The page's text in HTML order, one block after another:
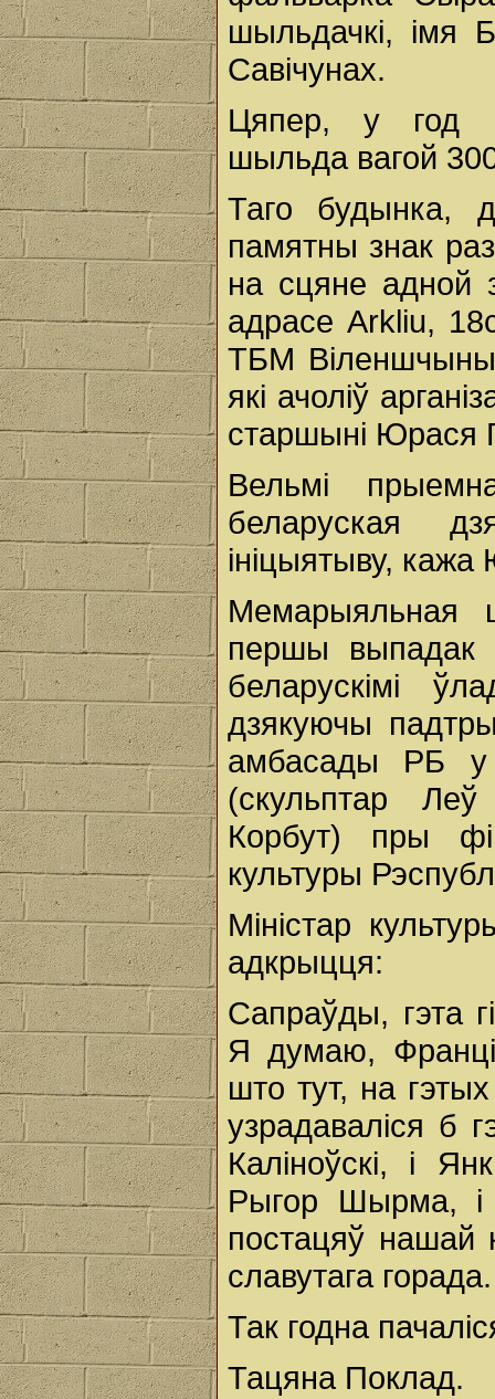
шыльдачкі, імя
Савічунах.
Цяпер, у год
шыльда вагой
Таго будынка,
памятны знак
на сцяне адной
адрасе Arkliu,
ТБМ
які ачоліў
старшыні Юрася
Вельмі
беларуская
ініцыятыву,
Мемарыяльная
першы выпадак
беларускімі
дзякуючы
амбасады РБ у
(скульптар Леў
Корбут) пры
культуры
Міністар
адкрыцця:
Сапраўды, гэта
Я думаю,
што тут, на
узрадаваліся б
Каліноўскі, і
Рыгор Шырма, і
постацяў нашай
славутага горада.
Так годна
Тацяна Поклад.